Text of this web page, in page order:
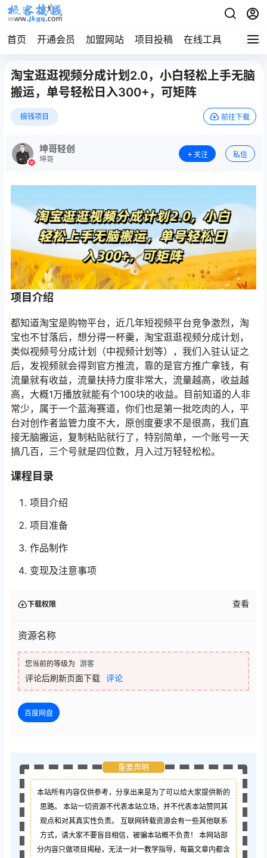
首页 开通会员 加盟网站 项目投稿 在线工具 地址发
淘宝逛逛视频分成计划2.0，小白轻松上手无脑
搬运，单号轻松日入300+，可矩阵
搞钱项目 前往下载
坤哥轻创
坤哥
关注 私信
项目介绍
都知道淘宝是购物平台，近几年短视频平台竞争激烈，淘
宝也不甘落后，想分得一杯羹，淘宝逛逛视频分成计划，
类似视频号分成计划（中视频计划等），我们入驻认证之
后，发视频就会得到官方推流，靠的是官方推广拿钱，有
流量就有收益，流量扶持力度非常大，流量越高，收益越
高，大概1万播放就能有个100块的收益。目前知道的人非
常少，属于一个蓝海赛道，你们也是第一批吃肉的人，平
台对创作者监管力度不大，原创度要求不是很高，我们直
接无脑搬运，复制粘贴就行了，特别简单，一个账号一天
搞几百，三个号就是四位数，月入过万轻轻松松。
课程目录
项目介绍
项目准备
作品制作
变现及注意事项
下载权限 查看
资源名称
您当前的等级为 游客
评论后刷新页面下载 评论
百度网盘
重要声明
本站所有内容仅供参考，分享出来是为了可以给大家提供新的
思路。 本站一切资源不代表本站立场，并不代表本站赞同其
观点和对其真实性负责。 互联网转载资源会有一些其他联系
方式，请大家不要盲目相信，被骗本站概不负责！ 本网站部
分内容只做项目揭秘，无法一对一教学指导，每篇文章内都含